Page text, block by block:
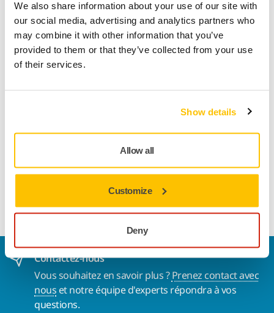
We also share information about your use of our site with
our social media, advertising and analytics partners who
may combine it with other information that you’ve
provided to them or that they’ve collected from your use
of their services.
Show details
Allow all
Customize
Deny
professionnels qui recherchent une ponceuse capable de
répondre aux besoins des matériaux résistants, qu'il
s'agisse
du bois, de solid surfaces, de métal ou même de
béton.Son puissant moteur électrique sans charbons
Pour les experts en quête de performance inégalées et de
est conçue pour ceux qui refusent de faire des compromis
sur la qualtié de leur travail.
En savoir plus
Contactez-nous
Vous souhaitez en savoir plus ?Prenez contact avec
nous et notre équipe d'experts répondra à vos
questions.